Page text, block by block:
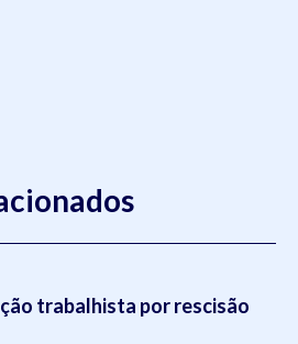
trabalhista por rescisão